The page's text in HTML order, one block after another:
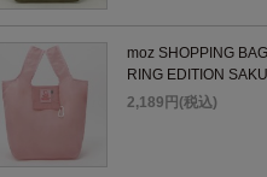
moz SHOPPING
RING EDITION
2,189円(税込)